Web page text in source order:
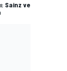
Sainz ve